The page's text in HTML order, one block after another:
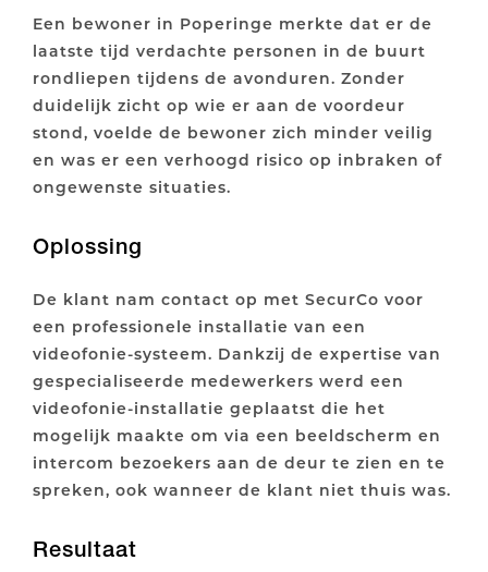
Een bewoner in Poperinge merkte dat er de
laatste tijd verdachte personen in de buurt
rondliepen tijdens de avonduren. Zonder
duidelijk zicht op wie er aan de voordeur
stond, voelde de bewoner zich minder veilig
en was er een verhoogd risico op inbraken of
ongewenste situaties.
Oplossing
De klant nam contact op met SecurCo voor
een professionele installatie van een
videofonie-systeem. Dankzij de expertise van
gespecialiseerde medewerkers werd een
videofonie-installatie geplaatst die het
mogelijk maakte om via een beeldscherm en
intercom bezoekers aan de deur te zien en te
spreken, ook wanneer de klant niet thuis was.
Resultaat